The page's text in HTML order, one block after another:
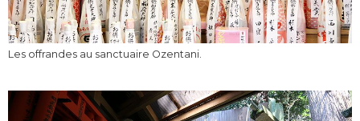
Les offrandes au sanctuaire Ozentani.